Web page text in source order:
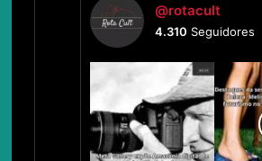
@rotacult
4.310 Seguidores